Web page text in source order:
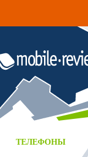
ТЕЛЕФОНЫ